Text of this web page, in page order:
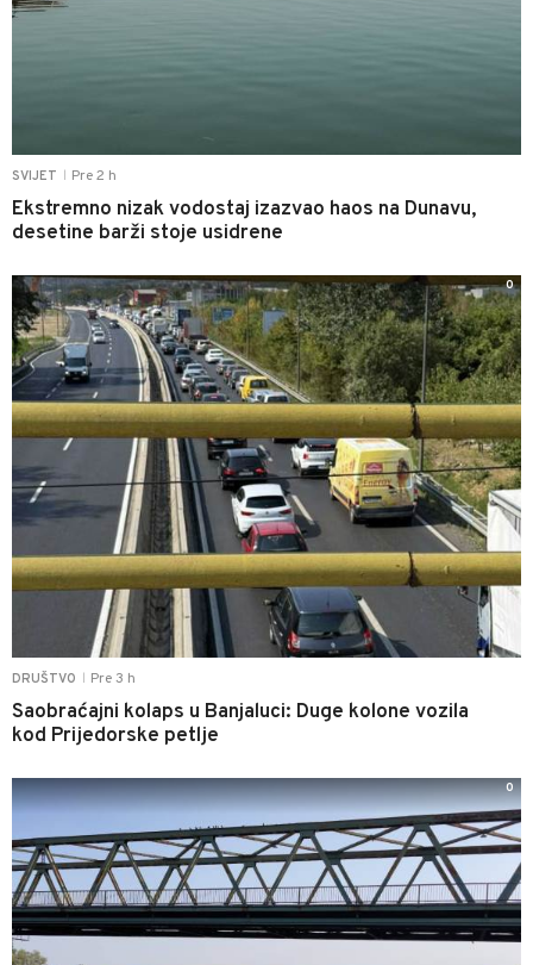
SVIJET Pre 2 h
Ekstremno nizak vodostaj izazvao haos na Dunavu,
desetine barži stoje usidrene
DRUŠTVO Pre 3 h
Saobraćajni kolaps u Banjaluci: Duge kolone vozila
kod Prijedorske petlje
0
0